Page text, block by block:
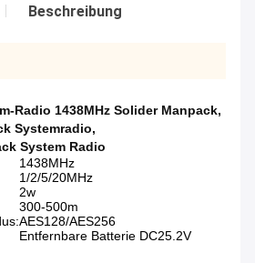
Beschreibung
Radio 1438MHz Solider Manpack,
Systemradio,
System Radio
1438MHz
1/2/5/20MHz
2w
300-500m
AES128/AES256
Entfernbare Batterie DC25.2V